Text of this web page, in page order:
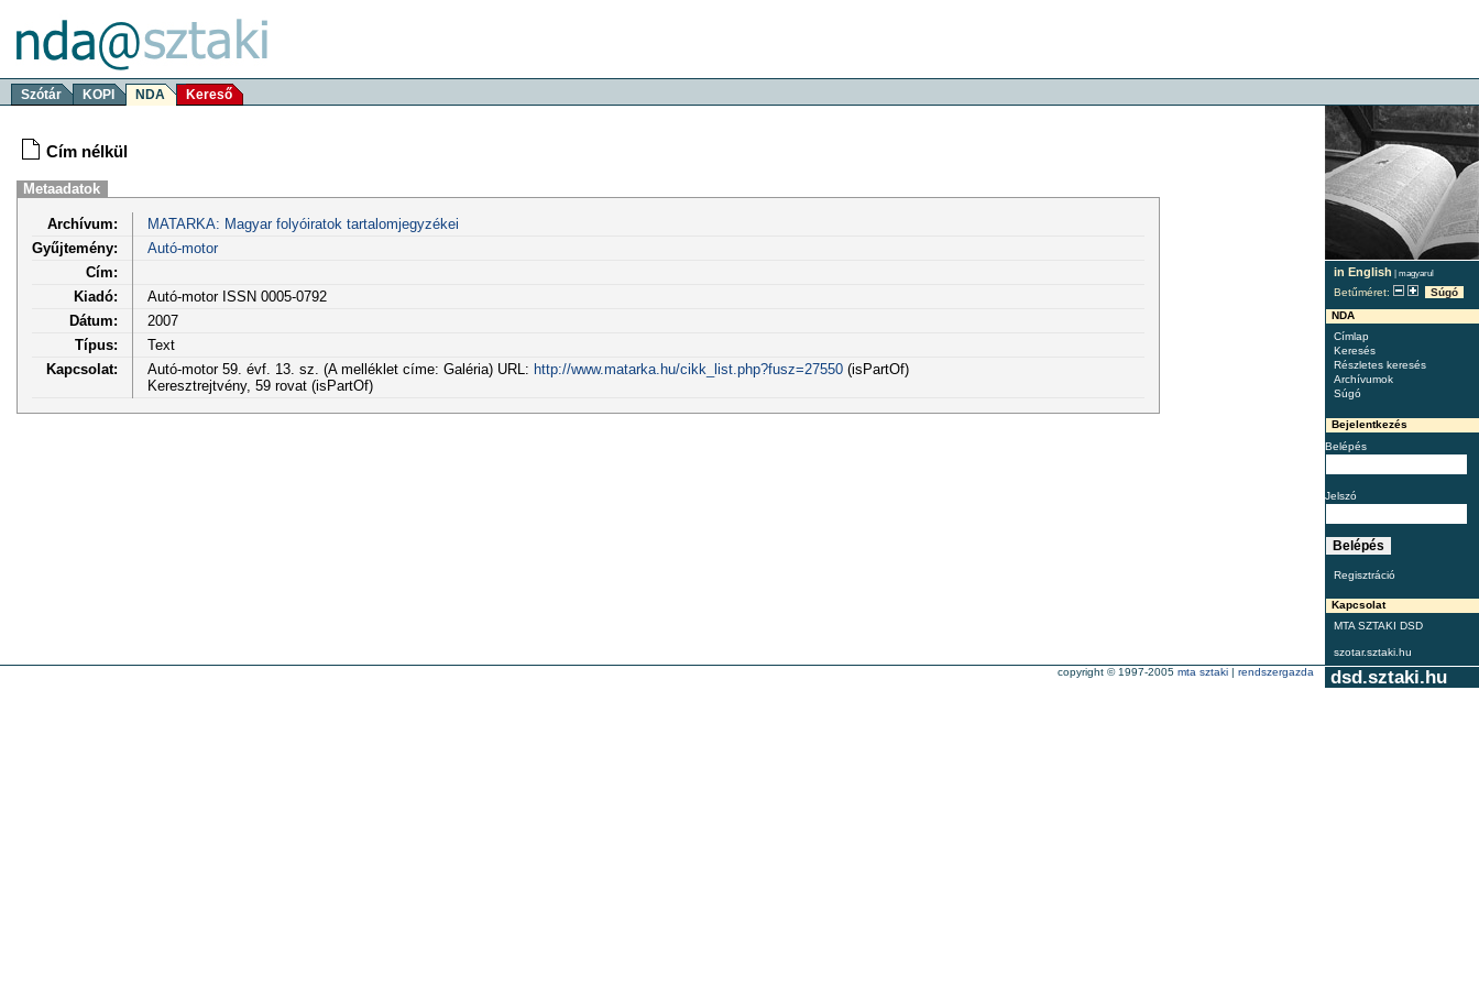
Szótár KOPI NDA Kereső
in English | magyarul
Betűméret:
Súgó
NDA
Címlap
Keresés
Részletes keresés
Archívumok
Súgó
Bejelentkezés
Belépés
Jelszó
Regisztráció
Kapcsolat
MTA SZTAKI DSD
szotar.sztaki.hu
Cím nélkül
Metaadatok
Archívum:
MATARKA: Magyar folyóiratok tartalomjegyzékei
Gyűjtemény:
Autó-motor
Cím:
Kiadó:
Autó-motor ISSN 0005-0792
Dátum:
2007
Típus:
Text
Kapcsolat:
Autó-motor 59. évf. 13. sz. (A melléklet címe: Galéria) URL: http://www.matarka.hu/cikk_list.php?fusz=27550(isPartOf)
Keresztrejtvény, 59 rovat (isPartOf)
dsd.sztaki.hu
copyright © 1997-2005 mta sztaki | rendszergazda